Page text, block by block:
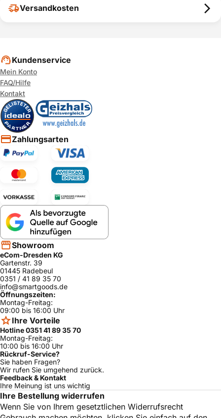
Versandkosten
Kundenservice
Mein Konto
FAQ/Hilfe
Kontakt
Zahlungsarten
Showroom
eCom-Dresden KG
Gartenstr. 39
01445 Radebeul
0351 / 41 89 35 70
info@smartgoods.de
Öffnungszeiten:
Montag-Freitag:
09:00 bis 16:00 Uhr
Ihre Vorteile
Hotline 0351 41 89 35 70
Montag-Freitag:
10:00 bis 16:00 Uhr
Rückruf-Service?
Sie haben Fragen?
Wir rufen Sie umgehend zurück.
Feedback & Kontakt
Ihre Meinung ist uns wichtig
Ihre Bestellung widerrufen
Wenn Sie von Ihrem gesetztlichen Widerrufsrecht